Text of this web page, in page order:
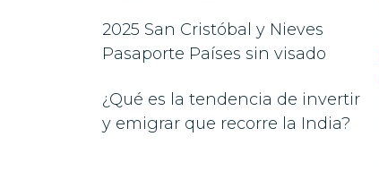
2025 San Cristóbal y Nieves
Pasaporte Países sin visado
¿Qué es la tendencia de invertir
y emigrar que recorre la India?